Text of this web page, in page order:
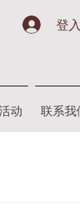
登入
动 联系我